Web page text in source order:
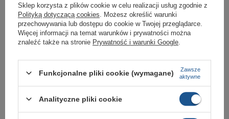
GWARANCJA
Czas na reklamację z tytułu rękojmi
2 lata
Adres do reklamacji
Butomania.pl
Kościuszki 27b
85-079 Bydgoszcz
Sklep korzysta z plików cookie w celu realizacji usług zgodnie z
Polityką dotyczącą cookies . Możesz określić warunki
przechowywania lub dostępu do cookie w Twojej przeglądarce.
Więcej informacji na temat warunków i prywatności można
znaleźć także na stronie Prywatność i warunki Google
Funkcjonalne pliki cookie (wymagane)
Zawsze
aktywne
Analityczne pliki cookie